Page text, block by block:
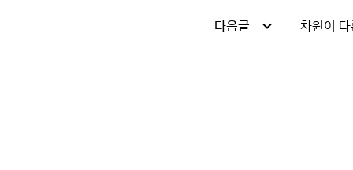
다음글 차원이 다